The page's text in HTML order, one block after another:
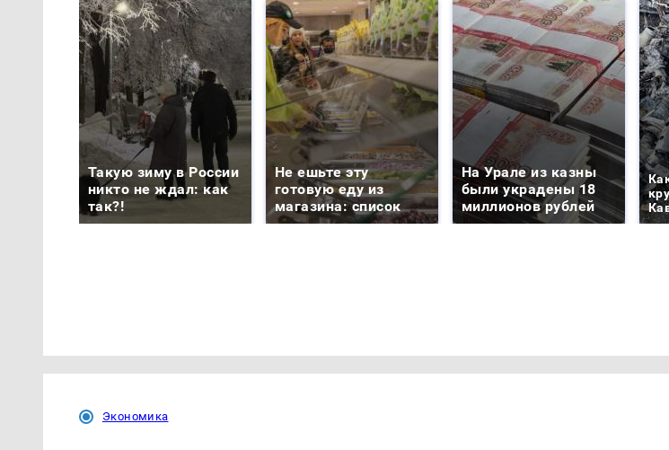
Такую зиму в России
никто не ждал: как
так?!
Не ешьте эту
готовую еду из
магазина: список
На Урале из казны
были украдены 18
миллионов рублей
Экономика